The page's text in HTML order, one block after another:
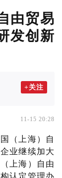
由贸易
发创新
+关注
11-15 20:28
（上海）自
业继续加大
上海）自由